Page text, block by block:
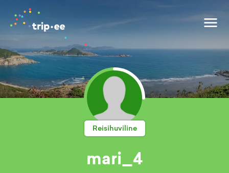
Reisihuviline
mari_4